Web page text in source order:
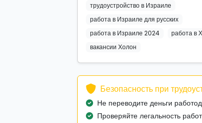
трудоустройство в Израиле
работа в Израиле для русских
работа в Израиле 2024
работа в
вакансии Холон
Безопасность при
Не переводите деньги
Проверяйте легальность